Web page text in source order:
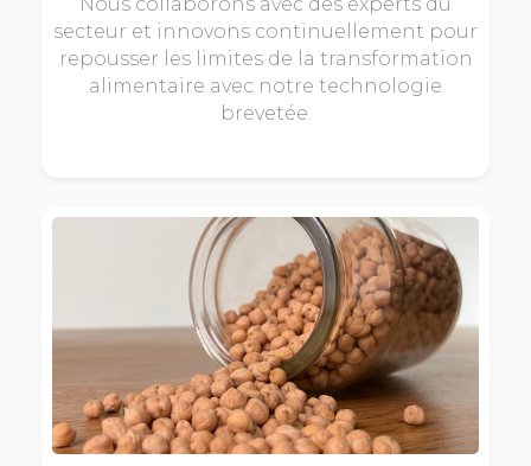
secteur et innovons continuellement pour
repousser les limites de la transformation
alimentaire avec notre technologie
brevetée.